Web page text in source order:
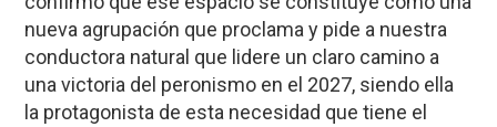
nueva agrupación que proclama y pide a nuestra
conductora natural que lidere un claro camino a
una victoria del peronismo en el 2027, siendo ella
la protagonista de esta necesidad que tiene el